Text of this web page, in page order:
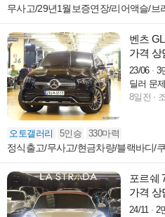
무사고/29년1월보증연장/리어액슬/브
벤츠
가격 상
23/06 3
딜러 문
8일전
오토갤러리 5인승 330마력
정식출고/무사고/현금차량/블랙바디/
포르쉐
가격 상
24/11 2